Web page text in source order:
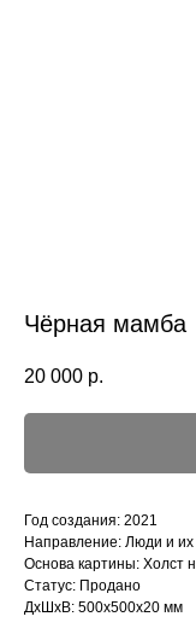
Чёрная мамба
20 000 р.
Год создания: 2021
Направление: Люди и
Основа картины: Холст
Статус: Продано
ДxШxВ: 500x500x20 мм